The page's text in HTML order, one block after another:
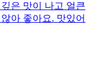
은 맛이 나고 얼큰
아 좋아요. 맛있어